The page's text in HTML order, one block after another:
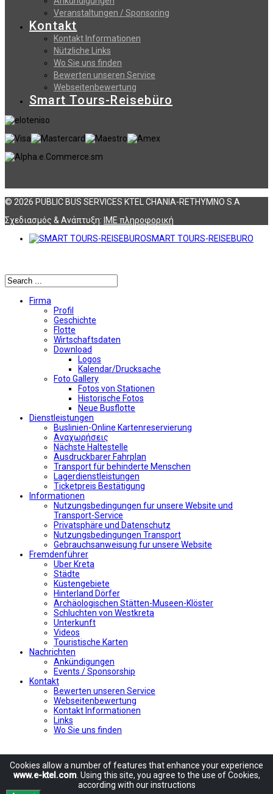
Veranstaltungen / Sponsoring
Kontakt
Kontakt Informationen
Nützliche Links
Wo Sie uns finden
Bewerten unseren Service
Webseitenbewertung
Smart Tours-Reisebüro
© 2026 PUBLIC BUS SERVICES KTEL CHANIA-RETHYMNO S.A
Σχεδιασμός & Ανάπτυξη: ΙΜΕ πληροφορική
SMART TOURS-REISEBURO
Firma
Profil
Geschichte
Flotte
Wirtschaftsdaten
Download
Logos
Kalendar/Drucksache
Foto Gallery
Fotos von Stationen
Historische Fotos
Neue Busflotte
Dienstleistungen
Buslinien-Online Kartenreservierung
Αναχωρήσεις
Nächste Haltestelle
Αusdruckbarer Fahrplan
Transport für behinderte Menschen
Lagerdienstleistungen
Ticketpreis Bestätigung
Informationen
Nutzungsbedingungen fur unsere Website und
Transport-Service
Privatsphäre und Datenschutz
Nutzungsbedingungen Transport
Gebrauchsanweisung fur unsere Website
Fremdenführer
Uber Kreta
Städte
Küstengebiete
Hinterland Dörfer
Archäologischen Stätten-Museen-Klöster
Schluchten von Westkreta
Unterkunft
Videos
Touristische Karten
Nachrichten
Ankündigungen
Events / Sponsorship
Kontakt
Bewerten unseren Service
Webseitenbewertung
Kontakt Informationen
Links
Wo Sie uns finden
Cookies allow a number offeatures that enhance your experience
www.e-ktel.com. Using this site, you agree to the use of Cookies,
according with our instructions